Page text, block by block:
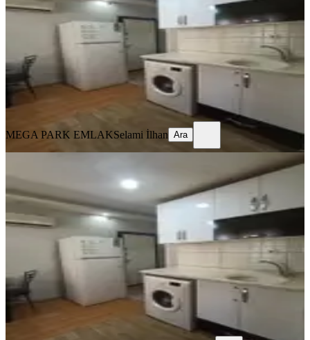
1+1·50 m²·Yüksek giriş·05.08.2026
13.000 ₺
MEGA PARK EMLAKSelami İlhan
Ara
MEGA PARK EMLAKSelami İlhan Ara
Adana Seyhan Baraj Yolunda Kc
Wakiki Arasında Eşyalı Kiralık 1+1
Seyhan, Yenibaraj Mahallesi
1+1·65 m²·Yüksek giriş·04.08.2026
13.000 ₺ 14.000 ₺
MEGA PARK EMLAKKOÇERO EVİN
Ara